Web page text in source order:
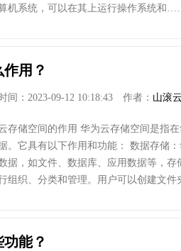
机系统，可以在其上运行操作系统和……
用？
间：2023-09-12 10:18:43 作者： 山滚云
存储空间的作用 华为云存储空间是指
。它具有以下作用和功能： 数据存储
据，如文件、数据库、应用数据等，
组织、分类和管理。用户可以创建文
能？